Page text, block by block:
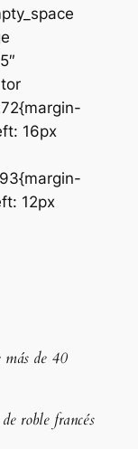
16px
12px
de 40
roble francés